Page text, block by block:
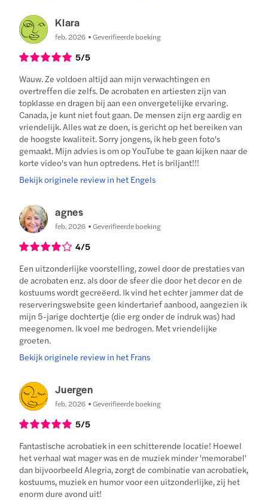
Klara
feb. 2026 Geverifieerde boeking
5/5
Wauw. Ze voldoen altijd aan mijn verwachtingen en
overtreffen die zelfs. De acrobaten en artiesten zijn van
topklasse en dragen bij aan een onvergetelijke ervaring.
Canada, je kunt niet fout gaan. De mensen zijn erg aardig en
vriendelijk. Alles wat ze doen, is gericht op het bereiken van
de hoogste kwaliteit. Sorry jongens, ik heb geen foto's
gemaakt. Mijn advies is om op YouTube te gaan kijken naar de
korte video's van hun optredens. Het is briljant!!!
Bekijk originele review in het Engels
agnes
feb. 2026 Geverifieerde boeking
4/5
Een uitzonderlijke voorstelling, zowel door de prestaties van
de acrobaten enz. als door de sfeer die door het decor en de
kostuums wordt gecreëerd. Ik vind het echter jammer dat de
reserveringswebsite geen kindertarief aanbood, aangezien ik
mijn 5-jarige dochtertje (die erg onder de indruk was) had
meegenomen. Ik voel me bedrogen. Met vriendelijke
groeten.
Bekijk originele review in het Frans
Juergen
feb. 2026 Geverifieerde boeking
5/5
Fantastische acrobatiek in een schitterende locatie! Hoewel
het verhaal wat mager was en de muziek minder 'memorabel'
dan bijvoorbeeld Alegria, zorgt de combinatie van acrobatiek,
kostuums, muziek en humor voor een uitzonderlijke, zij het
enorm dure avond uit!